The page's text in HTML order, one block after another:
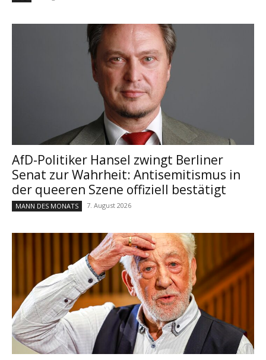
AfD-Politiker Hansel zwingt Berliner
Senat zur Wahrheit: Antisemitismus in
der queeren Szene offiziell bestätigt
MANN DES MONATS 7. August 2026